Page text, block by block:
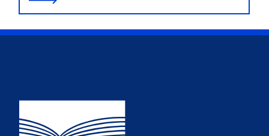
Adres Wydziału